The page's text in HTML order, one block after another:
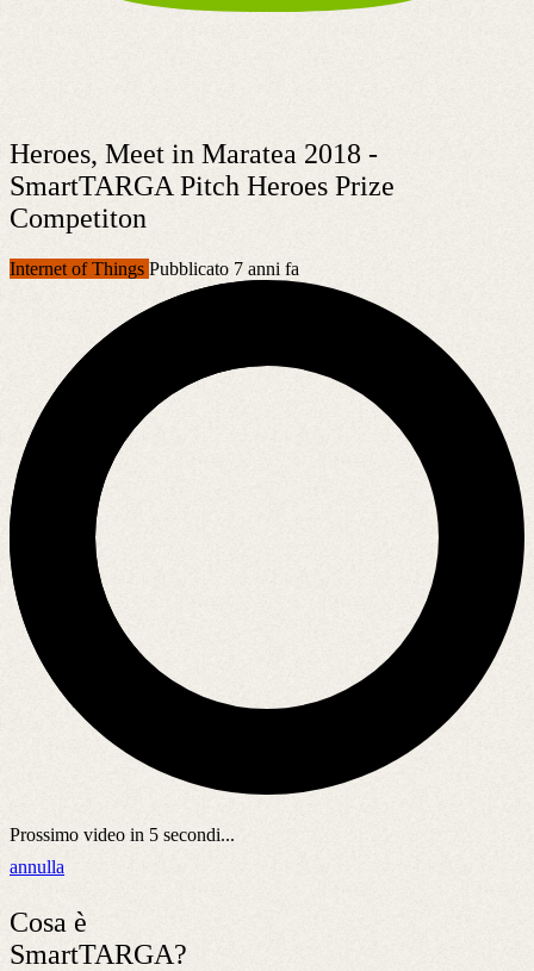
Heroes, Meet in Maratea 2018 -
SmartTARGA Pitch Heroes Prize
Competiton
Internet of Things Pubblicato 7 anni fa
Prossimo video in 5 secondi...
annulla
Cosa è
SmartTARGA?